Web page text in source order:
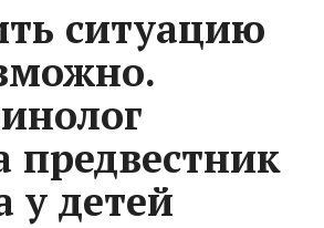
ситуацию
предвестник
у детей